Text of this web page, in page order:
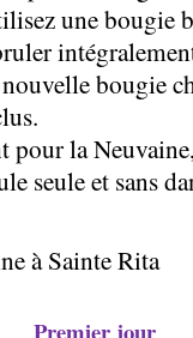
une bougie
bougie
la
seule et sans
à Sainte Rita